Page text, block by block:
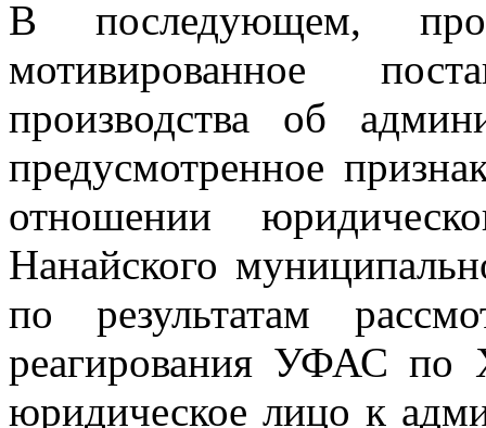
В последующем,
мотивированное
производства об
предусмотренное
отношении
Нанайского
по результатам
реагирования УФАС по
юридическое лицо к